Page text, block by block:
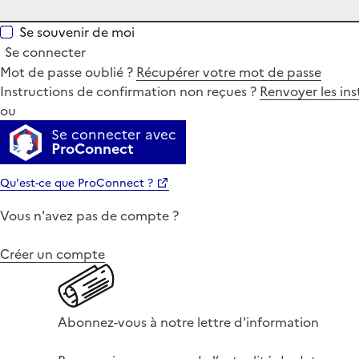
Se souvenir de moi
Se connecter
Mot de passe oublié ? Récupérer votre mot de passe
Instructions de confirmation non reçues ? Renvoyer les
ou
Se connecter avec
ProConnect
Qu'est-ce que ProConnect ?
Vous n'avez pas de compte ?
Créer un compte
Abonnez-vous à notre lettre d'information